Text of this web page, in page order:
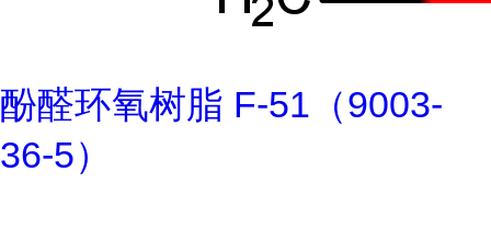
酚醛环氧树脂 F-51（9003-
36-5）